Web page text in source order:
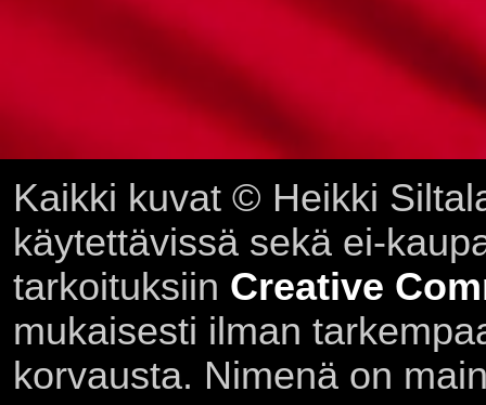
Kaikki kuvat © Heikki
käytettävissä sekä ei-
tarkoituksiin Creative
mukaisesti ilman
korvausta. Nimenä on